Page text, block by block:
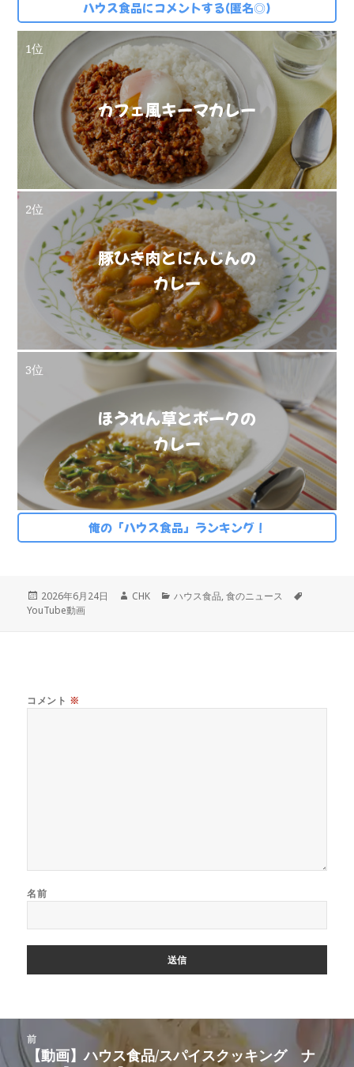
ハウス食品にコメントする(匿名◎)
1位
カフェ風キーマカレー
2位
豚ひき肉とにんじんの
カレー
3位
ほうれん草とポークの
カレー
俺の「ハウス食品」ランキング！
投
稿
2026年6月24日
作
CHK
カ
ハウス食品,食のニュース
YouTube動画
コメント ※
名前
稿
前
前
【動画】ハウス食品/スパイスクッキング ナ